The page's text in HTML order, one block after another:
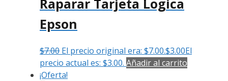
Raparar Tarjeta Logica
Epson
$7.00 El precio original era: $7.00.$3.00El
precio actual es: $3.00. Añadir al carrito
¡Oferta!